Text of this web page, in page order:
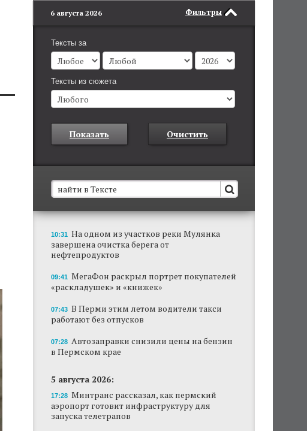
Фильтры
6 августа 2026
Тексты за
Тексты из сюжета
Показать Очистить
В Пермском крае установят новые станции
обнаружения беспилотников
Они используются для обнаружения и
отслеживания БПЛА в воздухе.
На одном из участков реки Мулянка
завершена очистка берега от
нефтепродуктов
работают без отпусков
Пермском крае
В Перми задержали мужчину,
передававшего за границу данные о
нефтепереработке
10:31 На одном из участков реки Мулянка
завершена очистка берега от
нефтепродуктов
09:41 МегаФон раскрыл портрет покупателей
«раскладушек» и «книжек»
07:43 В Перми этим летом водители такси
работают без отпусков
07:28 Автозаправки снизили цены на бензин
в Пермском крае
5 августа 2026:
17:28 Минтранс рассказал, как пермский
аэропорт готовит инфраструктуру для
запуска телетрапов